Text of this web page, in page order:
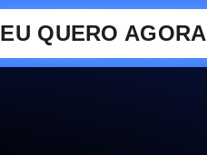
EU QUERO AGORA